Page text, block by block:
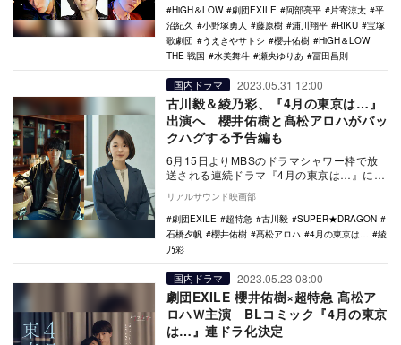
HiGH＆LOW
劇団EXILE 阿部亮平 片寄涼太
平
沼紀久
小野塚勇人 藤原樹 浦川翔平 RIKU
宝塚
歌劇団
うえきやサトシ 櫻井佑樹
HiGH＆LOW
THE 戦国
水美舞斗 瀬央ゆりあ 冨田昌則
国内ドラマ 2023.05.31 12:00
古川毅＆綾乃彩、『4月の東京は…』
出演へ 櫻井佑樹と髙松アロハがバッ
クハグする予告編も
6月15日よりMBSのドラマシャワー枠で放
送される連続ドラマ『4月の東京は…』に古
川毅（SUPER★DRAGON）と綾乃彩が出
演…
リアルサウンド映画部
劇団EXILE
超特急 古川毅
SUPER★DRAGON
石橋夕帆
櫻井佑樹 髙松アロハ 4月の東京は…
綾
乃彩
国内ドラマ 2023.05.23 08:00
劇団EXILE 櫻井佑樹×超特急 髙松ア
ロハＷ主演 BLコミック『4月の東京
は…』連ドラ化決定